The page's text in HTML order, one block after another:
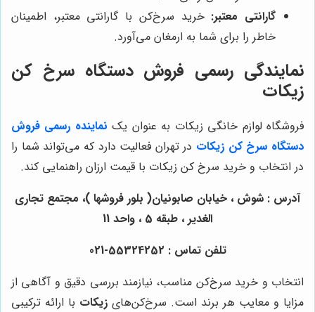
گارانتی معتبر: خرید سرخ‌کن با گارانتی معتبر، اطمینان
خاطر را برای شما به ارمغان می‌آورد.
نمایندگی رسمی فروش دستگاه سرخ کن
زیکات
فروشگاه لوازم خانگی زیکات به عنوان یک نماینده رسمی فروش
دستگاه سرخ کن زیکات در تهران فعالیت دارد که می‌تواند شما را
در انتخاب و خرید سرخ کن زیکات با قیمت ارزان راهنمایی کند.
آدرس : شوش ، خیابان صابونیان( بلور فروشها )، مجتمع تجاری
الغدیر ، طبقه 5 ، واحد 11
تلفن تماس : 55324252-021
انتخاب و خرید سرخ‌کن مناسب، نیازمند بررسی دقیق و آگاهی از
مزایا و معایب هر برند است. سرخ‌کن‌های زیکات با ارائه ترکیبی